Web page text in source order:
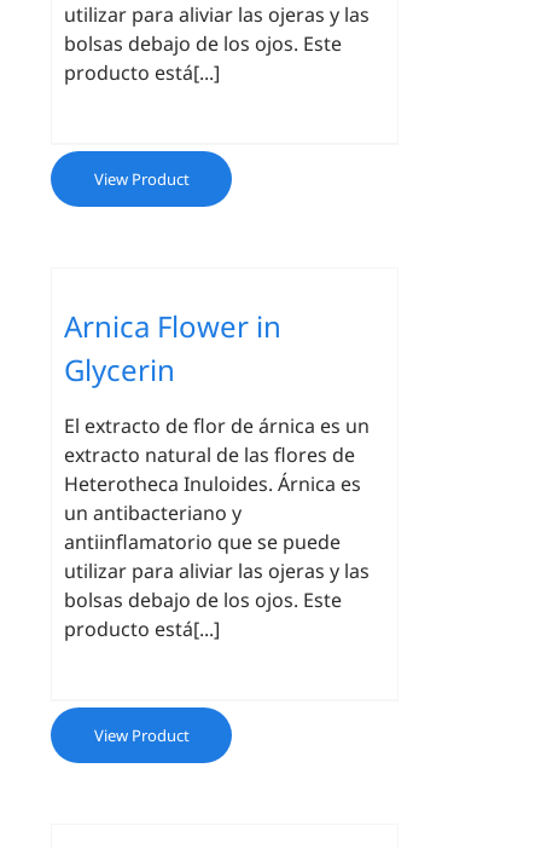
utilizar para aliviar las ojeras y las
bolsas debajo de los ojos. Este
producto está[...]
View Product
Arnica Flower in
Glycerin
El extracto de flor de árnica es un
extracto natural de las flores de
Heterotheca Inuloides. Árnica es
un antibacteriano y
antiinflamatorio que se puede
utilizar para aliviar las ojeras y las
bolsas debajo de los ojos. Este
producto está[...]
View Product